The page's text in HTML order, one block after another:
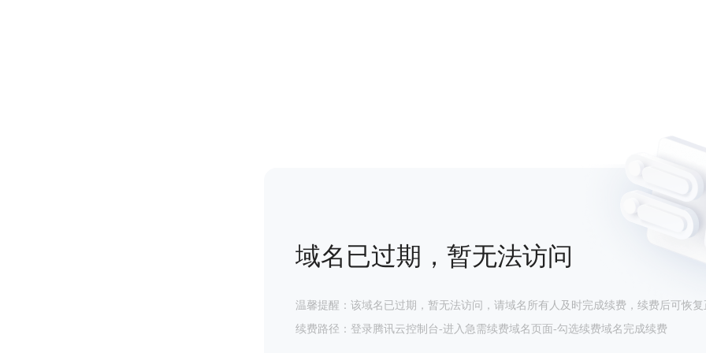
域名已过期，暂无法访问
温馨提醒：该域名已过期，暂无法访问，请域名所有人及时完成续费，续费后可恢复
续费路径：登录腾讯云控制台-进入急需续费域名页面-勾选续费域名完成续费